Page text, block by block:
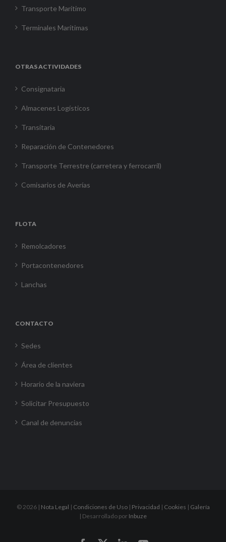
Transporte Marítimo
Terminales Marítimas
OTRAS ACTIVIDADES
Consignataria
Almacenes Logísticos
Transitaria
Reparación de Contenedores
Transporte Terrestre (carretera y ferrocarril)
Comisarios de Averías
FLOTA
Remolcadores
Portacontenedores
Lanchas
CONTACTO
Sedes
Área de clientes
Horario de la naviera
Solicitar Presupuesto
Canal de denuncias
© 2026 | Nota Legal | Condiciones de Uso| Privacidad | Cookies | Galería
| Desarrollado por Inbuze